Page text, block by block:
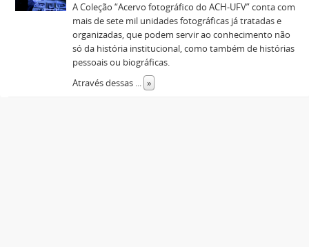
A Coleção “Acervo fotográfico do ACH-UFV” conta com
mais de sete mil unidades fotográficas já tratadas e
organizadas, que podem servir ao conhecimento não
só da história institucional, como também de histórias
pessoais ou biográficas.
Através dessas ... »